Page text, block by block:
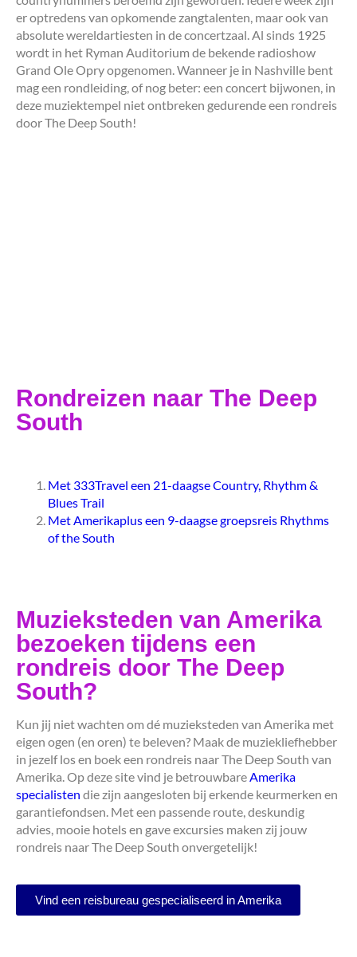
er optredens van opkomende zangtalenten, maar ook van
absolute wereldartiesten in de concertzaal. Al sinds 1925
wordt in het Ryman Auditorium de bekende radioshow
Grand Ole Opry opgenomen. Wanneer je in Nashville bent
mag een rondleiding, of nog beter: een concert bijwonen, in
deze muziektempel niet ontbreken gedurende een rondreis
door The Deep South!
Rondreizen naar The Deep
South
Met 333Travel een 21-daagse Country, Rhythm &
Blues Trail
Met Amerikaplus een 9-daagse groepsreis Rhythms
of the South
Muzieksteden van Amerika
bezoeken tijdens een
rondreis door The Deep
South?
Kun jij niet wachten om dé muzieksteden van Amerika met
eigen ogen (en oren) te beleven? Maak de muziekliefhebber
in jezelf los en boek een rondreis naar The Deep South van
Amerika. Op deze site vind je betrouwbareAmerika
specialisten die zijn aangesloten bij erkende keurmerken en
garantiefondsen. Met een passende route, deskundig
advies, mooie hotels en gave excursies maken zij jouw
rondreis naar The Deep South onvergetelijk!
Vind een reisbureau gespecialiseerd in Amerika